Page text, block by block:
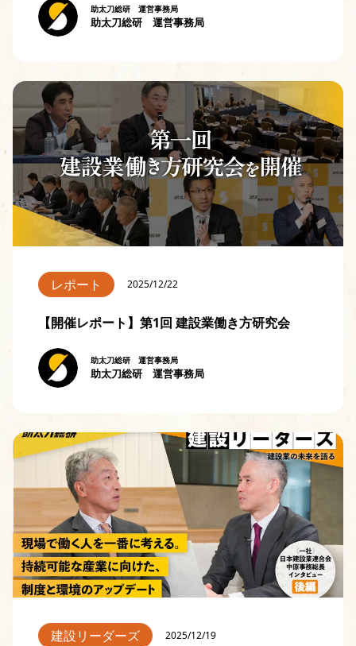
助太刀総研 運営事務局
助太刀総研 運営事務局
レポート 2025/12/22
【開催レポート】第1回 建設業働き方研究会
助太刀総研 運営事務局
助太刀総研 運営事務局
建設リーダーズ 2025/12/19